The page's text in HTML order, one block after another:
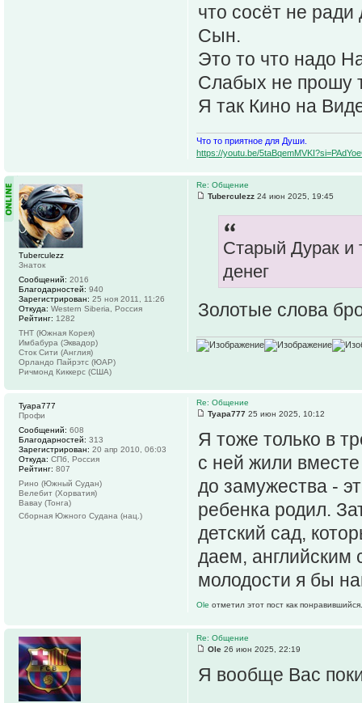
что сосёт не
Сын.
Это то что надо
Слабых не прошу
Я так Кино на
Что то приятное для Души.
https://youtu.be/
Re: Общение
Tuberculezz 24 июн 2025, 19:45
Старый Дурак и
денег
Золотые слова
Tuberculezz
Знаток
Сообщений: 2016
Благодарностей: 940
Зарегистрирован: 25 ноя 2011, 11:26
Откуда: Western Siberia, Россия
Рейтинг: 1282
ТНТ (Южная Корея)
Имбабура (Эквадор)
Сток Сити (Англия)
Орландо Пайрэтс (ЮАР)
Ричмонд Киккерс (США)
Re: Общение
Tyapa777 25 июн 2025, 10:12
Я тоже только в
с ней жили
до замужества -
ребенка родил.
детский сад,
даем, английским
молодости я бы
Ole отметил этот пост как понравившийся.
Tyapa777
Профи
Сообщений: 608
Благодарностей: 313
Зарегистрирован: 20 апр 2010, 06:03
Откуда: СПб, Россия
Рейтинг: 807
Рино (Южный Судан)
Велебит (Хорватия)
Вавау (Тонга)
Сборная Южного Судана (нац.)
Re: Общение
Ole 26 июн 2025, 22:19
Я вообще Вас